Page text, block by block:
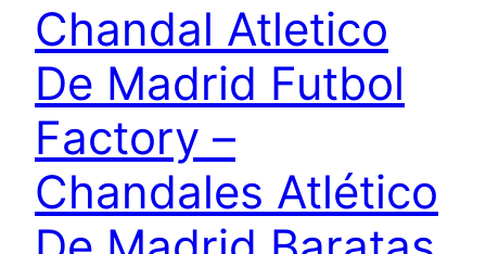
Chandal Atletico
De Madrid Futbol
Factory –
Chandales Atlético